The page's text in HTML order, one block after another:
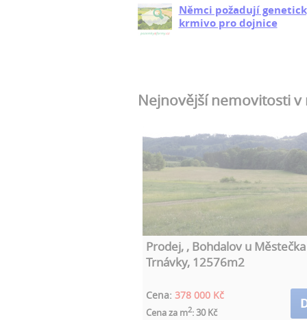
Němci požadují
krmivo pro dojnice
Nejnovější nemovitosti v
Prodej, , Bohdalov u Městečka
Trnávky, 12576m2
Cena: 378 000 Kč
Cena za m2: 30 Kč